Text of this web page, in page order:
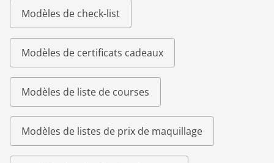
Modèles de check-list
Modèles de certificats cadeaux
Modèles de liste de courses
Modèles de listes de prix de maquillage